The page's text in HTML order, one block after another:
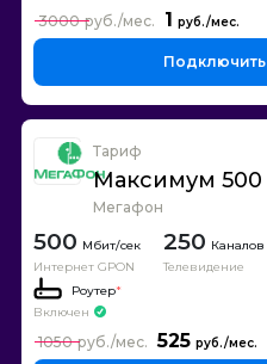
1
3000
Подключить
Тариф
Максимум 500
Мегафон
500
Интернет GPON
250 Каналов
Телевидение
Роутер*
Включен
525
1050